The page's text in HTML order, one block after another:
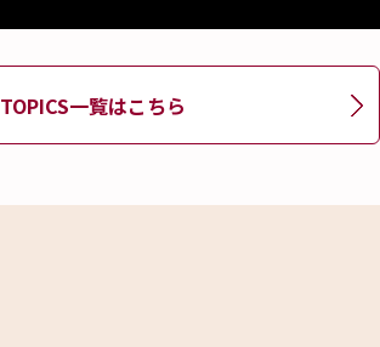
TOPICS一覧はこちら